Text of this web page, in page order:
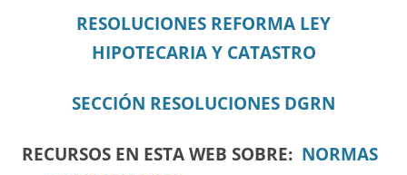
RESOLUCIONES REFORMA LEY
HIPOTECARIA Y CATASTRO
SECCIÓN RESOLUCIONES DGRN
RECURSOS EN ESTA WEB SOBRE: NORMAS